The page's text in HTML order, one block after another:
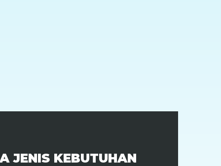
JENIS KEBUTUHAN